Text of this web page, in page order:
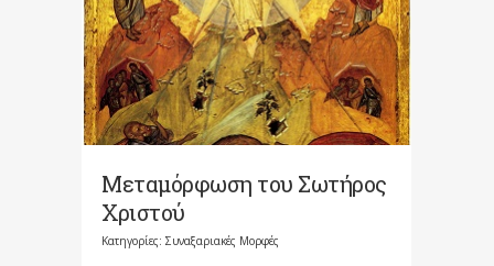
Μεταμόρφωση του Σωτήρος
Χριστού
Κατηγορίες: Συναξαριακές Μορφές